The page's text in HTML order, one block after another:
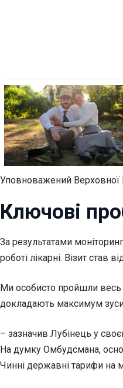
Уповноважений Верховної
Ключові
За результатами
роботі лікарні. Візит став
Ми особисто пройшли весь
докладають максимум
– зазначив Лубінець у
На думку Омбудсмана,
Чинні державні тарифи на